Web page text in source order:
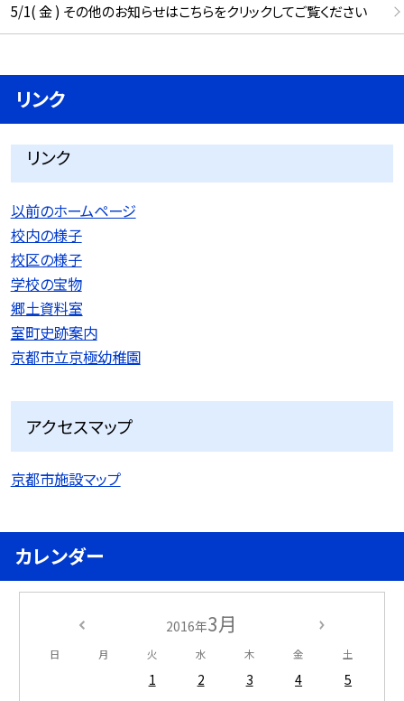
5/1( 金 ) その他のお知らせはこちらをクリックしてご覧ください
リンク
リンク
以前のホームページ
校内の様子
校区の様子
学校の宝物
郷土資料室
室町史跡案内
京都市立京極幼稚園
アクセスマップ
京都市施設マップ
カレンダー
2016年3月
日 月 火 水 木 金 土
1 2 3 4
5